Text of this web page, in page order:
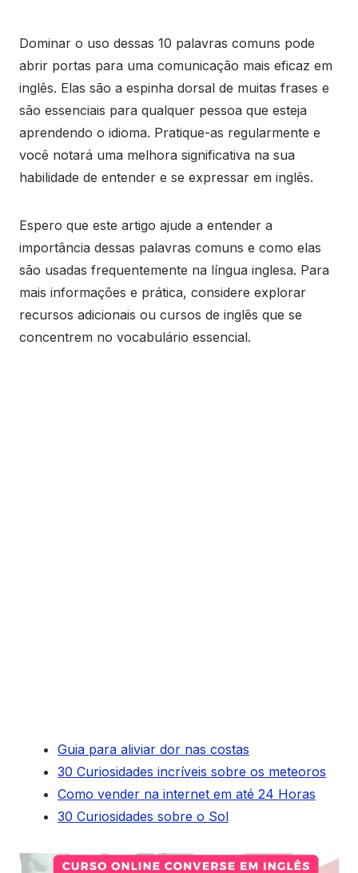
Dominar o uso dessas 10 palavras comuns pode
abrir portas para uma comunicação mais eficaz em
inglês. Elas são a espinha dorsal de muitas frases e
são essenciais para qualquer pessoa que esteja
aprendendo o idioma. Pratique-as regularmente e
você notará uma melhora significativa na sua
habilidade de entender e se expressar em inglês.
Espero que este artigo ajude a entender a
importância dessas palavras comuns e como elas
são usadas frequentemente na língua inglesa. Para
mais informações e prática, considere explorar
recursos adicionais ou cursos de inglês que se
concentrem no vocabulário essencial.
Guia para aliviar dor nas costas
30 Curiosidades incríveis sobre os meteoros
Como vender na internet em até 24 Horas
30 Curiosidades sobre o Sol